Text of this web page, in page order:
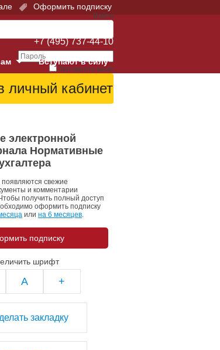
Оформить подписку
Войти
Запомнить меня
+7 (495) 737-44-10
Вступают в силу
электронной
Нормативные
свежие
и комментарии
получить полный доступ
оформить подписку
или на 6 месяцев.
подписку
шрифт
A +
закладку